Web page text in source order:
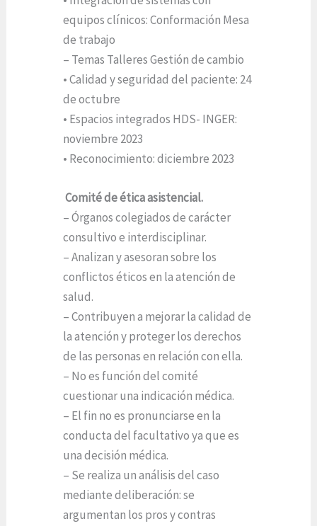
equipos clínicos: Conformación Mesa
de trabajo
– Temas Talleres Gestión de cambio
• Calidad y seguridad del paciente: 24
de octubre
• Espacios integrados HDS- INGER:
noviembre 2023
• Reconocimiento: diciembre 2023
Comité de ética asistencial.
– Órganos colegiados de carácter
consultivo e interdisciplinar.
– Analizan y asesoran sobre los
conflictos éticos en la atención de
salud.
– Contribuyen a mejorar la calidad de
la atención y proteger los derechos
de las personas en relación con ella.
– No es función del comité
cuestionar una indicación médica.
– El fin no es pronunciarse en la
conducta del facultativo ya que es
una decisión médica.
– Se realiza un análisis del caso
mediante deliberación: se
argumentan los pros y contras